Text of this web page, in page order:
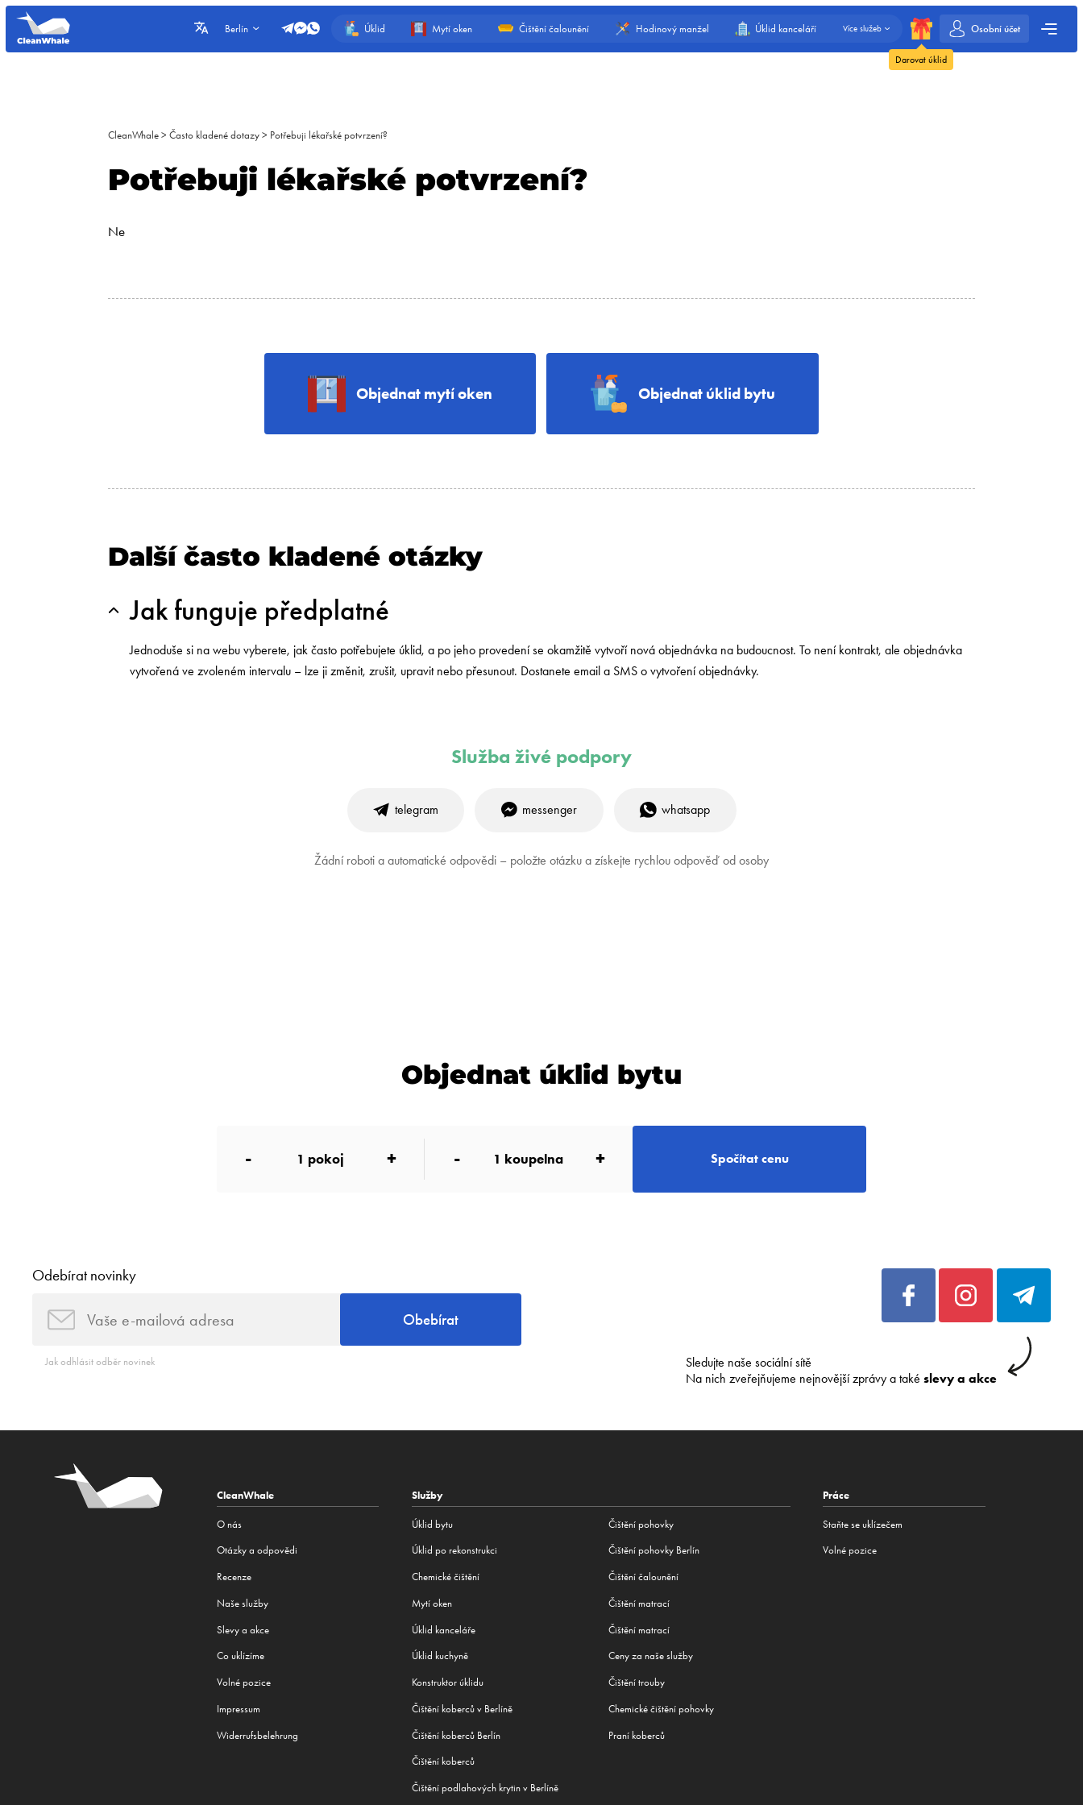
Berlín Úklid Mytí oken Čištění čalounění Hodinový manžel Úklid kanceláří Více služeb
Darovat úklid
Osobní účet
CleanWhale >Často kladené dotazy > Potřebuji lékařské potvrzení?
Potřebuji lékařské potvrzení?
Ne
Objednat mytí oken Objednat úklid bytu
Další často kladené otázky
Jak funguje předplatné
Jednoduše si na webu vyberete, jak často potřebujete úklid, a po jeho provedení se okamžitě vytvoří nová objednávka na budoucnost. To není kontrakt, ale objednávka
vytvořená ve zvoleném intervalu – lze ji změnit, zrušit, upravit nebo přesunout. Dostanete email a SMS o vytvoření objednávky.
Služba živé podpory
telegram messenger whatsapp
Žádní roboti a automatické odpovědi – položte otázku a získejte rychlou odpověď od osoby
Objednat úklid bytu
- 1 pokoj + - 1 koupelna + Spočítat cenu
Odebírat novinky
Obebírat
Jak odhlásit odběr novinek
Sledujte naše sociální sítě
Na nich zveřejňujeme nejnovější zprávy a také slevy a akce
CleanWhale
O nás
Otázky a odpovědi
Recenze
Naše služby
Slevy a akce
Co uklízíme
Volné pozice
Impressum
Widerrufsbelehrung
Služby
Úklid bytu
Úklid po rekonstrukci
Сhemické čištění
Mytí oken
Úklid kanceláře
Úklid kuchyně
Konstruktor úklidu
Čištění koberců v Berlíně
Čištění koberců Berlín
Čištění koberců
Čištění podlahových krytin v Berlíně
Čištění pohovky
Čištění pohovky Berlín
Čištění čalounění
Čištění matrací
Čištění matrací
Ceny za naše služby
Čištění trouby
Chemické čištění pohovky
Praní koberců
Práce
Staňte se uklízečem
Volné pozice